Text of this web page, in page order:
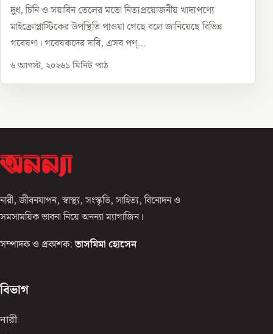
দুধ, চিনি ও সয়াবিন তেলের মতো নিত্যপ্রয়োজনীয় খাদ্যপণ্যে
মাইক্রোপ্লাস্টিকের উপস্থিতি পাওয়া গেছে বলে জানিয়েছে বিভিন্ন
গবেষণা। গবেষকদের দাবি, এসব পণ্...
৬ আগস্ট, ২০২৬১ মিনিট পাঠ
নারী, জীবনযাপন, স্বাস্থ্য, সংস্কৃতি, সাহিত্য, বিনোদন ও
সমসাময়িক ভাবনা নিয়ে অনন্যা ম্যাগাজিন।
সম্পাদক ও প্রকাশক: তাসমিমা হোসেন
বিভাগ
নারী